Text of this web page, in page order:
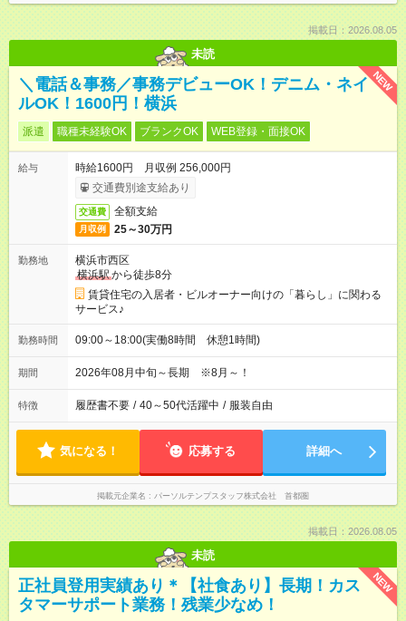
掲載日：2026.08.05
未読
NEW
＼電話＆事務／事務デビューOK！デニム・ネイ
ルOK！1600円！横浜
派遣 職種未経験OK ブランクOK WEB登録・面接OK
給与
時給1600円 月収例 256,000円
交通費別途支給あり
交通費 全額支給
月収例 25～30万円
勤務地
横浜市西区
横浜駅から徒歩8分
賃貸住宅の入居者・ビルオーナー向けの「暮らし」に関わる
サービス♪
勤務時間 09:00～18:00(実働8時間 休憩1時間)
期間 2026年08月中旬～長期 ※8月～！
特徴 履歴書不要 / 40～50代活躍中 / 服装自由
気になる！ 応募する 詳細へ
掲載元企業名 パーソルテンプスタッフ株式会社 首都圏
掲載日：2026.08.05
未読
NEW
正社員登用実績あり＊【社食あり】長期！カス
タマーサポート業務！残業少なめ！